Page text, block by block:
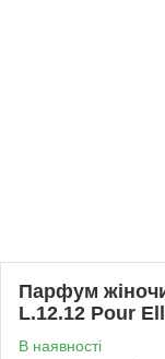
Парфум
L.12.12 Pour
В наявності